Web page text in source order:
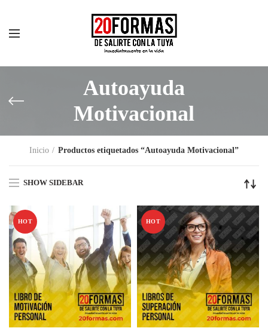
Autoayuda
Motivacional
Inicio Productos etiquetados “Autoayuda Motivacional”
SHOW SIDEBAR
HOT HOT